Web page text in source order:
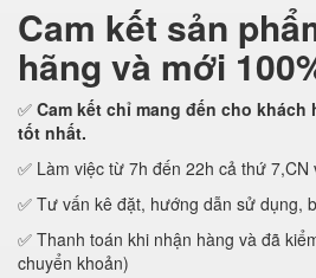
Cam kết sản
hãng và mới
✅ Cam kết chỉ mang đến cho khách
tốt nhất.
✅ Làm việc từ 7h đến 22h cả thứ 7,CN
✅ Tư vấn kê đặt, hướng dẫn sử dụng,
✅ Thanh toán khi nhận hàng và đã
chuyển khoản)